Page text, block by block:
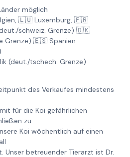
möglich
🇱🇺 Luxemburg, 🇫🇷
schweiz. Grenze) 🇩🇰
Grenze) 🇪🇸 Spanien
(deut./tschech. Grenze)
des Verkaufes mindestens
für die Koi gefährlichen
zu
Koi wöchentlich auf einen
Unser betreuender Tierarzt ist Dr.